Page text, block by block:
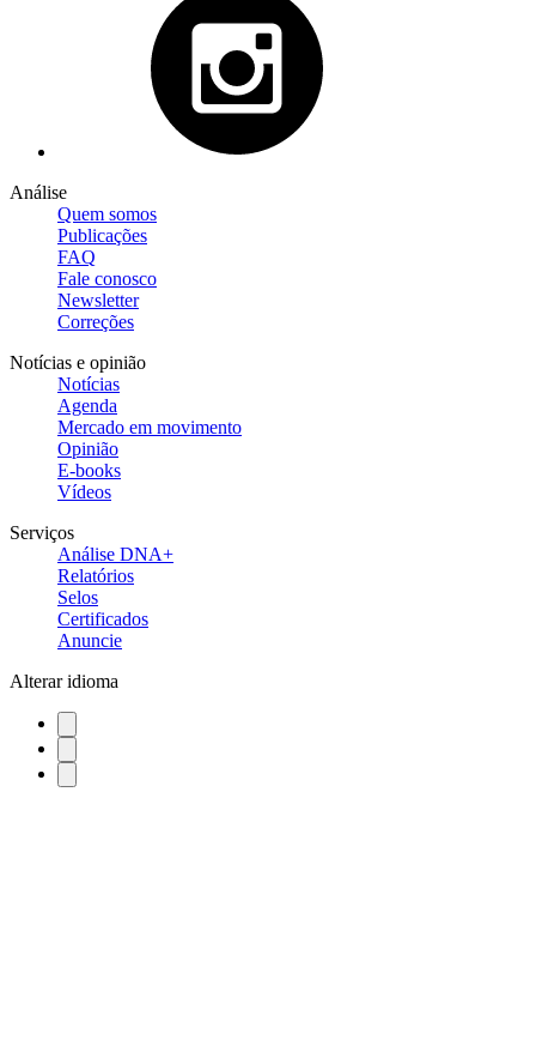
Análise
Quem somos
Publicações
FAQ
Fale conosco
Newsletter
Correções
Notícias e opinião
Notícias
Agenda
Mercado em movimento
Opinião
E-books
Vídeos
Serviços
Análise DNA+
Relatórios
Selos
Certificados
Anuncie
Alterar idioma